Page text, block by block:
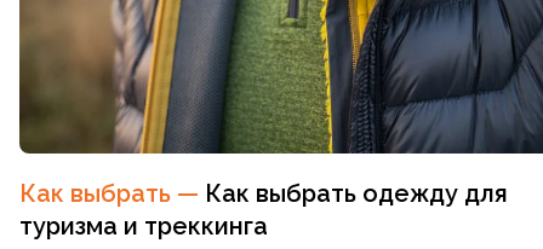
Как выбрать — Как выбрать одежду для
туризма и треккинга